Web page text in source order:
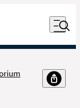
Åben
Udfør søgning